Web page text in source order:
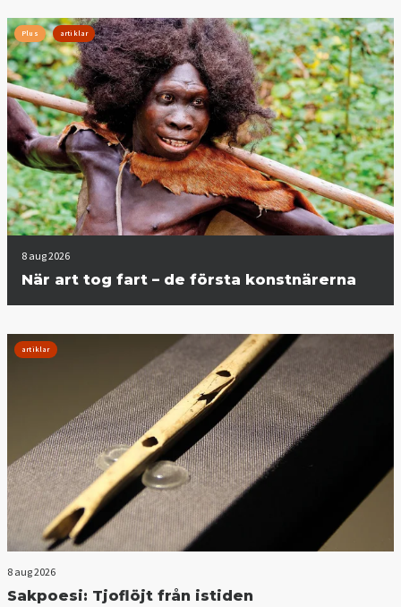
Plus artiklar
8 aug 2026
När art tog fart – de första konstnärerna
artiklar
8 aug 2026
Sakpoesi: Tjoflöjt från istiden